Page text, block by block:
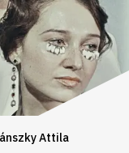
Attila